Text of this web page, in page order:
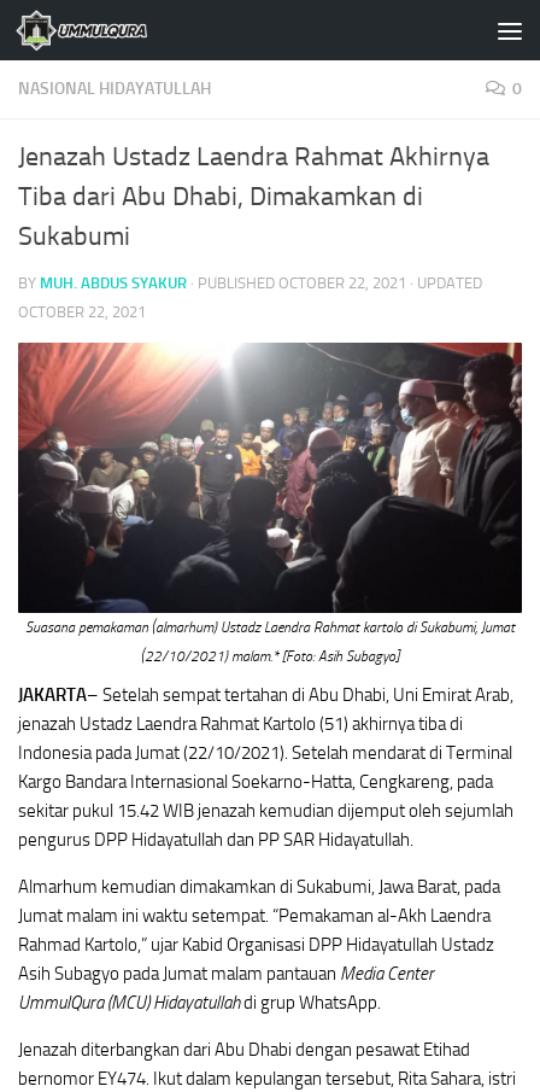
Skip to content
NASIONAL HIDAYATULLAH 0
Jenazah Ustadz Laendra Rahmat Akhirnya
Tiba dari Abu Dhabi, Dimakamkan di
Sukabumi
BY MUH. ABDUS SYAKUR · PUBLISHED OCTOBER 22, 2021 · UPDATED
OCTOBER 22, 2021
Suasana pemakaman (almarhum) Ustadz Laendra Rahmat kartolo di Sukabumi, Jumat
(22/10/2021) malam.* [Foto: Asih Subagyo]
JAKARTA– Setelah sempat tertahan di Abu Dhabi, Uni Emirat Arab,
jenazah Ustadz Laendra Rahmat Kartolo (51) akhirnya tiba di
Indonesia pada Jumat (22/10/2021). Setelah mendarat di Terminal
Kargo Bandara Internasional Soekarno-Hatta, Cengkareng, pada
sekitar pukul 15.42 WIB jenazah kemudian dijemput oleh sejumlah
pengurus DPP Hidayatullah dan PP SAR Hidayatullah.
Almarhum kemudian dimakamkan di Sukabumi, Jawa Barat, pada
Jumat malam ini waktu setempat. “Pemakaman al-Akh Laendra
Rahmad Kartolo,” ujar Kabid Organisasi DPP Hidayatullah Ustadz
Asih Subagyo pada Jumat malam pantauan Media Center
UmmulQura (MCU) Hidayatullahdi grup WhatsApp.
Jenazah diterbangkan dari Abu Dhabi dengan pesawat Etihad
bernomor EY474. Ikut dalam kepulangan tersebut, Rita Sahara, istri